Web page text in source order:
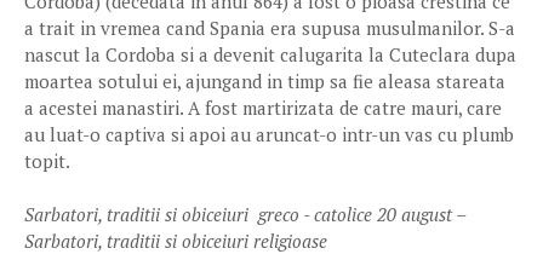
a trait in vremea cand Spania era supusa musulmanilor. S-a
nascut la Cordoba si a devenit calugarita la Cuteclara dupa
moartea sotului ei, ajungand in timp sa fie aleasa stareata
a acestei manastiri. A fost martirizata de catre mauri, care
au luat-o captiva si apoi au aruncat-o intr-un vas cu plumb
topit.
Sarbatori, traditii si obiceiuri greco - catolice 20 august –
Sarbatori, traditii si obiceiuri religioase